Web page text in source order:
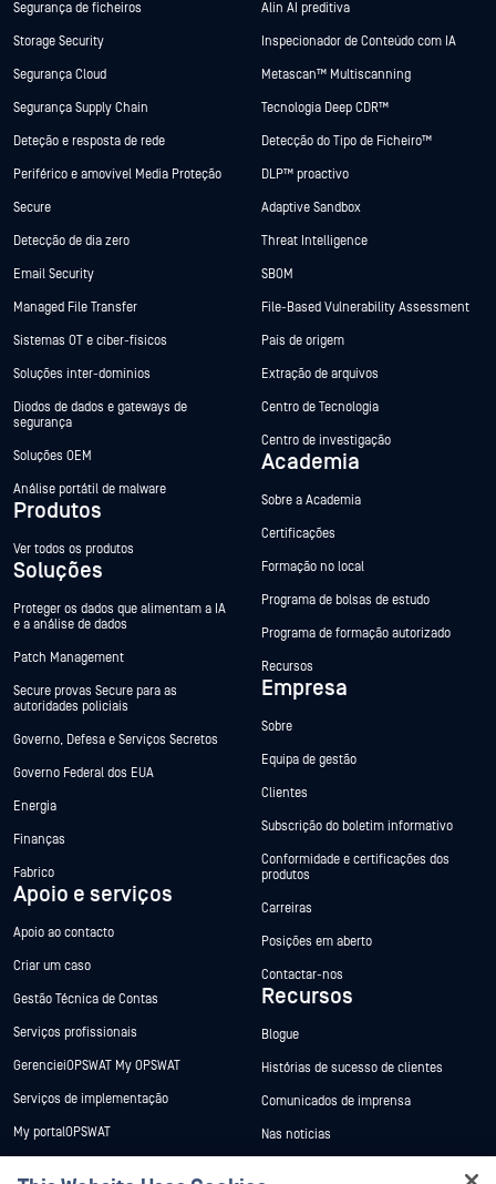
Segurança de ficheiros
Storage Security
Segurança Cloud
Segurança Supply Chain
Deteção e resposta de rede
Periférico e amovível Media Proteção
Secure
Detecção de dia zero
Email Security
Managed File Transfer
Sistemas OT e ciber-físicos
Soluções inter-domínios
Diodos de dados e gateways de
segurança
Soluções OEM
Análise portátil de malware
Produtos
Ver todos os produtos
Soluções
Proteger os dados que alimentam a IA
e a análise de dados
Patch Management
Secure provas Secure para as
autoridades policiais
Governo, Defesa e Serviços Secretos
Governo Federal dos EUA
Energia
Finanças
Fabrico
Apoio e serviços
Apoio ao contacto
Criar um caso
Gestão Técnica de Contas
Serviços profissionais
GerencieiOPSWAT My OPSWAT
Serviços de implementação
My portalOPSWAT
Alin AI preditiva
Inspecionador de Conteúdo com IA
Metascan™ Multiscanning
Tecnologia Deep CDR™
Detecção do Tipo de Ficheiro™
DLP™ proactivo
Adaptive Sandbox
Threat Intelligence
SBOM
File-Based Vulnerability Assessment
País de origem
Extração de arquivos
Centro de Tecnologia
Centro de investigação
Academia
Sobre a Academia
Certificações
Formação no local
Programa de bolsas de estudo
Programa de formação autorizado
Recursos
Empresa
Sobre
Equipa de gestão
Clientes
Subscrição do boletim informativo
Conformidade e certificações dos
produtos
Carreiras
Posições em aberto
Contactar-nos
Recursos
Blogue
Histórias de sucesso de clientes
Comunicados de imprensa
Nas notícias